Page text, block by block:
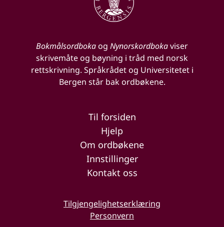
Bokmålsordbokaog Nynorskordbokaviser
skrivemåte og bøyning i tråd med norsk
rettskrivning. Språkrådet og Universitetet i
Bergen står bak ordbøkene.
Til forsiden
Hjelp
Om ordbøkene
Innstillinger
Kontakt oss
Tilgjengelighetserklæring
Personvern